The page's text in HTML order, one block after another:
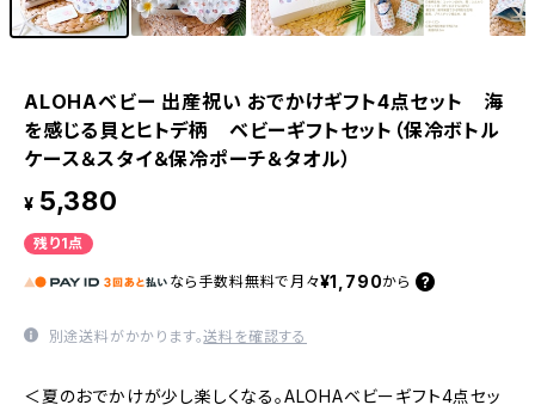
ALOHAベビー 出産祝い おでかけギフト4点セット 海
を感じる貝とヒトデ柄 ベビーギフトセット（保冷ボトル
ケース＆スタイ＆保冷ポーチ＆タオル）
¥ 5,380
残り1点
なら 手数料無料で 月々¥1,790から
別途送料がかかります。送料を確認する
＜夏のおでかけが少し楽しくなる。ALOHAベビーギフト4点セッ